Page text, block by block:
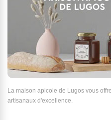
La maison apicole de Lugos vous
artisanaux d'excellence.